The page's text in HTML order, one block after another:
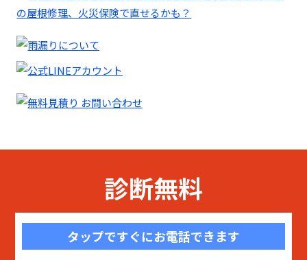
診断無料
タップですぐにお電話できます